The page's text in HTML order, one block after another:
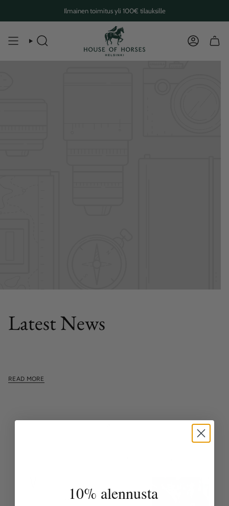
content
Ilmainen toimitus yli 100€ tilauksille
SEARCH
Latest News
READ MORE
10% alennusta